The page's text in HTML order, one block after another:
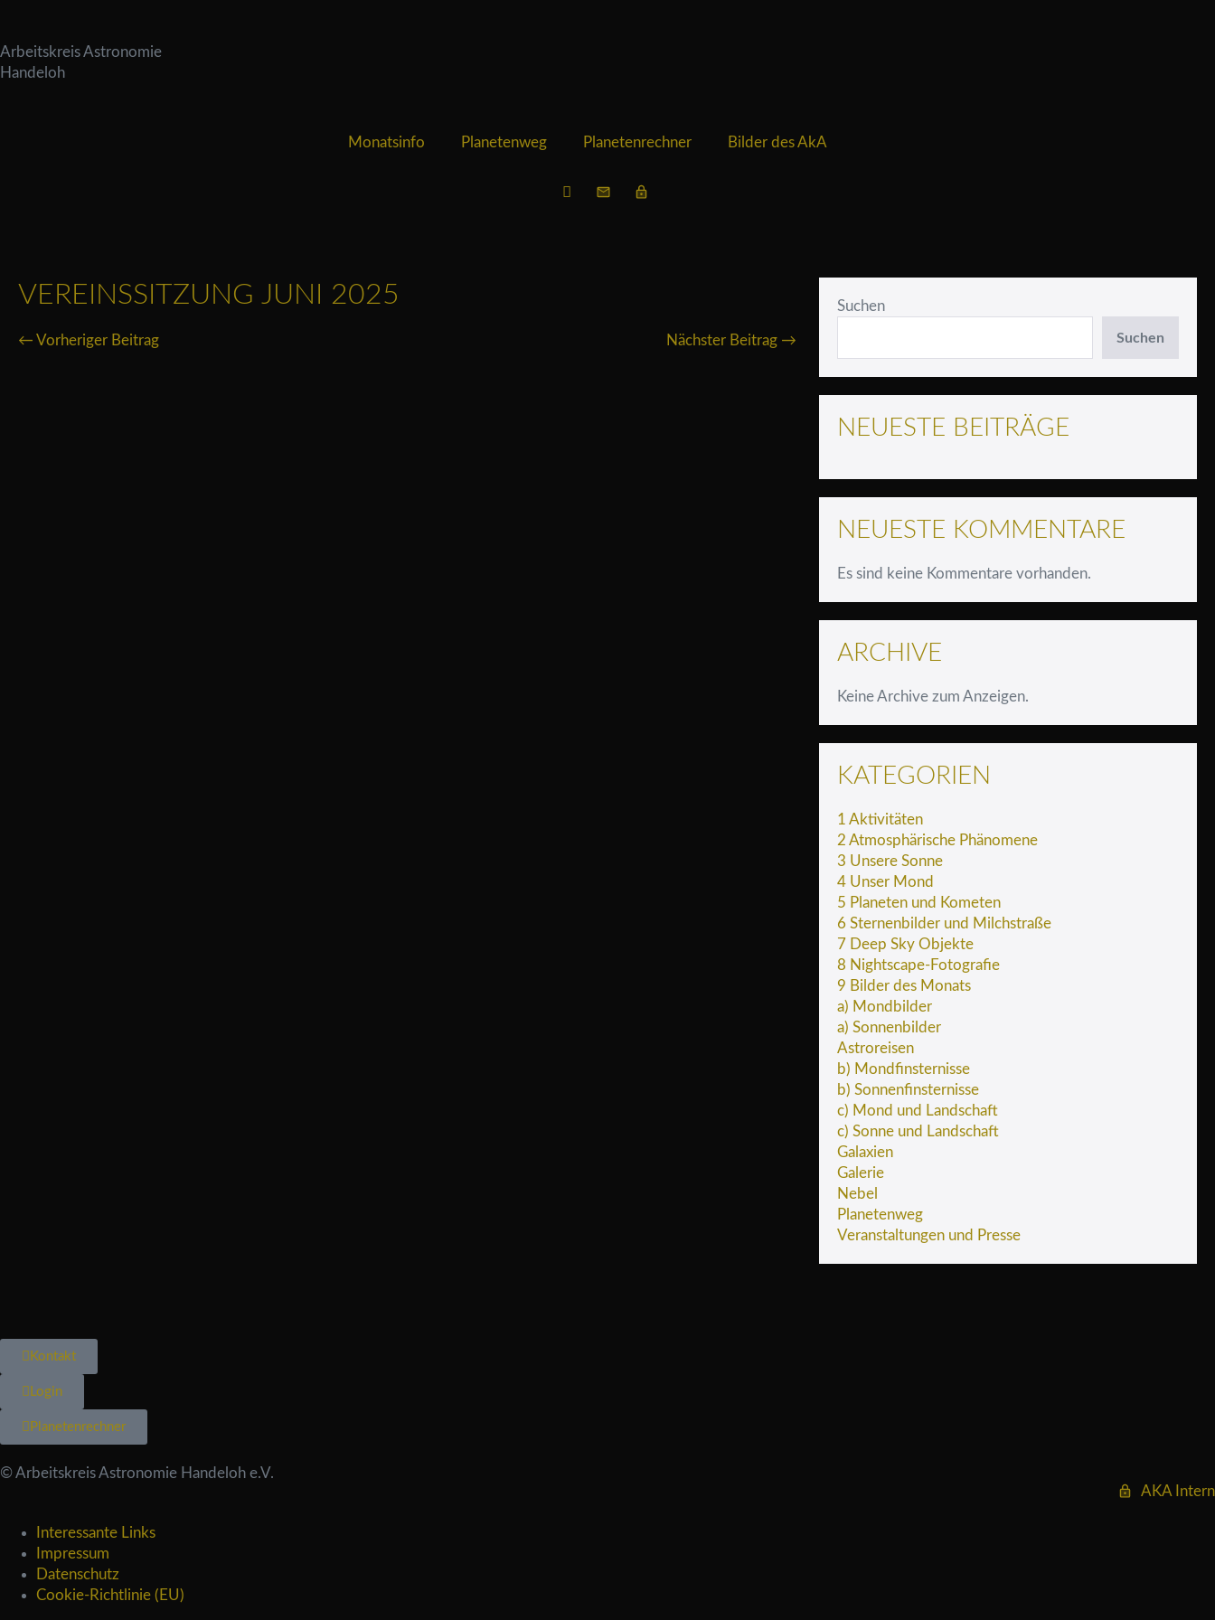
Arbeitskreis Astronomie
Handeloh
Monatsinfo Planetenweg Planetenrechner Bilder des AkA
VEREINSSITZUNG JUNI 2025
← Vorheriger Beitrag Nächster Beitrag →
Suchen
Suchen
NEUESTE BEITRÄGE
NEUESTE KOMMENTARE
Es sind keine Kommentare vorhanden.
ARCHIVE
Keine Archive zum Anzeigen.
KATEGORIEN
1 Aktivitäten
2 Atmosphärische Phänomene
3 Unsere Sonne
4 Unser Mond
5 Planeten und Kometen
6 Sternenbilder und Milchstraße
7 Deep Sky Objekte
8 Nightscape-Fotografie
9 Bilder des Monats
a) Mondbilder
a) Sonnenbilder
Astroreisen
b) Mondfinsternisse
b) Sonnenfinsternisse
c) Mond und Landschaft
c) Sonne und Landschaft
Galaxien
Galerie
Nebel
Planetenweg
Veranstaltungen und Presse
Kontakt
Login
Planetenrechner
© Arbeitskreis Astronomie Handeloh e.V.
AKA Intern
Interessante Links
Impressum
Datenschutz
Cookie-Richtlinie (EU)